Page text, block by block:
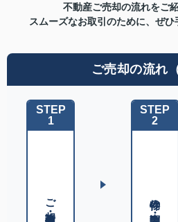
不動産ご売却の流れをご
スムーズなお取引のために、ぜひ
ご売却の流れ
STEP
1
ご相談・査定依頼
STEP
2
物件の調査・査定